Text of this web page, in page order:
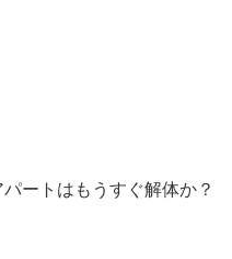
ートはもうすぐ解体か？